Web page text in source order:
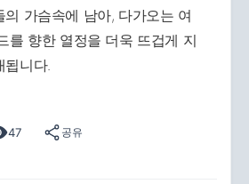
의 가슴속에 남아, 다가오는 여
를 향한 열정을 더욱 뜨겁게 지
됩니다.
47 공유